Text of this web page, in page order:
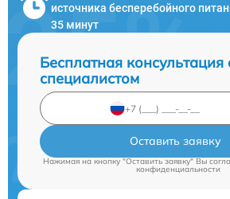
источника бесперебойного
35 минут
Бесплатная консультация
специалистом
Оставить заявку
Нажимая на кнопку "Оставить заявку" Вы
конфиденциальности